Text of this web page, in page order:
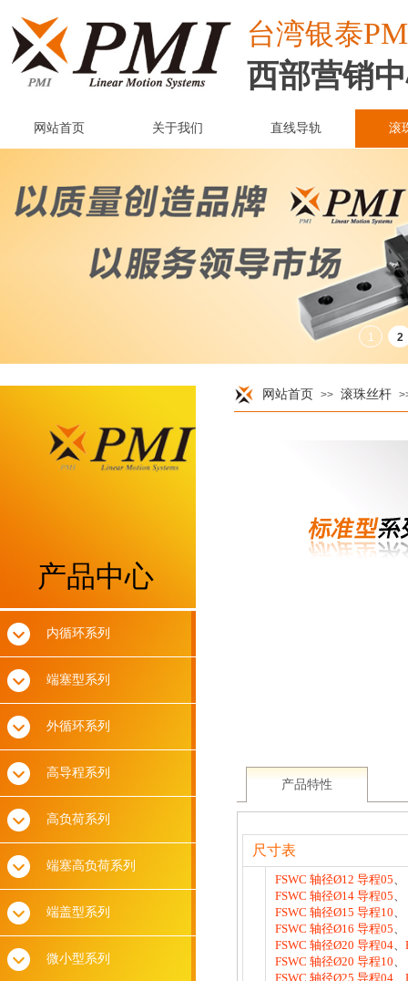
网站首页 >> 滚珠丝杆
产品特性
尺寸表
FSWC 轴径Ø12 导程05、
FSWC 轴径Ø14 导程05、
FSWC 轴径Ø15 导程10、
FSWC 轴径Ø16 导程05、
FSWC 轴径Ø20 导程04、
FSWC 轴径Ø20 导程10、
FSWC 轴径Ø25 导程04、
产品中心
内循环系列
端塞型系列
外循环系列
高导程系列
高负荷系列
端塞高负荷系列
端盖型系列
微小型系列
台湾银泰
西部营销
网站首页 关于我们 直线导轨 滚